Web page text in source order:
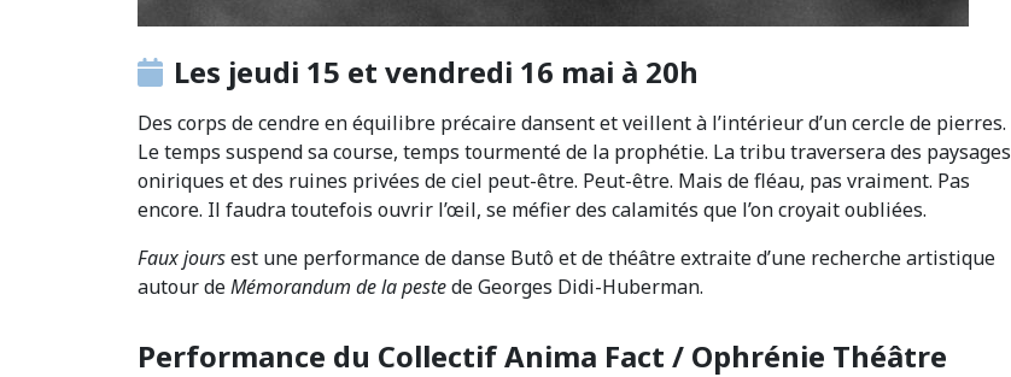
Les jeudi 15 et vendredi 16 mai à 20h
Des corps de cendre en équilibre précaire dansent et veillent à l’intérieur d’un cercle de pierres.
Le temps suspend sa course, temps tourmenté de la prophétie. La tribu traversera des paysages
oniriques et des ruines privées de ciel peut-être. Peut-être. Mais de fléau, pas vraiment. Pas
encore. Il faudra toutefois ouvrir l’œil, se méfier des calamités que l’on croyait oubliées.
Faux joursest une performance de danse Butô et de théâtre extraite d’une recherche artistique
autour deMémorandum de la pestede Georges Didi-Huberman.
Performance du Collectif Anima Fact / Ophrénie Théâtre